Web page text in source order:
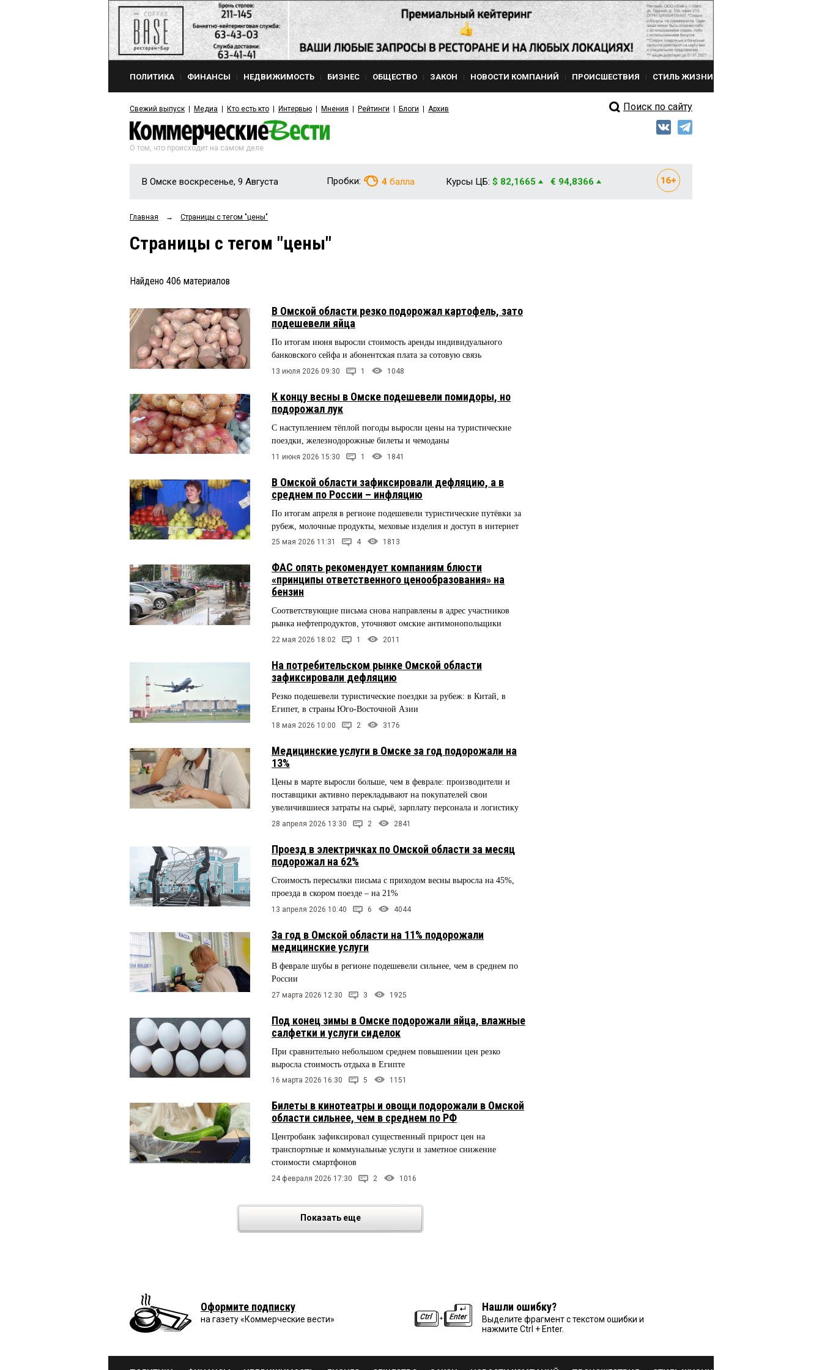
ПОЛИТИКА ФИНАНСЫ НЕДВИЖИМОСТЬ БИЗНЕС ОБЩЕСТВО ЗАКОН НОВОСТИ КОМПАНИЙ ПРОИСШЕСТВИЯ СТИЛЬ ЖИЗНИ
Свежий выпуск Медиа Кто есть кто Интервью Мнения Рейтинги Блоги Архив Поиск по сайту
О том, что происходит на самом деле
В Омске воскресенье, 9 Августа Пробки: 4 балла Курсы ЦБ: $ 82,1665 € 94,8366
Главная → Страницы c тегом "цены"
Страницы c тегом "цены"
Найдено 406 материалов
В Омской области резко подорожал картофель, зато
подешевели яйца
По итогам июня выросли стоимость аренды индивидуального
банковского сейфа и абонентская плата за сотовую связь
13 июля 2026 09:30 1 1048
К концу весны в Омске подешевели помидоры, но
подорожал лук
С наступлением тёплой погоды выросли цены на туристические
поездки, железнодорожные билеты и чемоданы
11 июня 2026 15:30 1 1841
В Омской области зафиксировали дефляцию, а в
среднем по России – инфляцию
По итогам апреля в регионе подешевели туристические путёвки за
рубеж, молочные продукты, меховые изделия и доступ в интернет
25 мая 2026 11:31 4 1813
ФАС опять рекомендует компаниям блюсти
«принципы ответственного ценообразования» на
бензин
Соответствующие письма снова направлены в адрес участников
рынка нефтепродуктов, уточняют омские антимонопольщики
22 мая 2026 18:02 1 2011
На потребительском рынке Омской области
зафиксировали дефляцию
Резко подешевели туристические поездки за рубеж: в Китай, в
Египет, в страны Юго-Восточной Азии
18 мая 2026 10:00 2 3176
Медицинские услуги в Омске за год подорожали на
13%
Цены в марте выросли больше, чем в феврале: производители и
поставщики активно перекладывают на покупателей свои
увеличившиеся затраты на сырьё, зарплату персонала и логистику
28 апреля 2026 13:30 2 2841
Проезд в электричках по Омской области за месяц
подорожал на 62%
Стоимость пересылки письма с приходом весны выросла на 45%,
проезда в скором поезде – на 21%
13 апреля 2026 10:40 6 4044
За год в Омской области на 11% подорожали
медицинские услуги
В феврале шубы в регионе подешевели сильнее, чем в среднем по
России
27 марта 2026 12:30 3 1925
Под конец зимы в Омске подорожали яйца, влажные
салфетки и услуги сиделок
При сравнительно небольшом среднем повышении цен резко
выросла стоимость отдыха в Египте
16 марта 2026 16:30 5 1151
Билеты в кинотеатры и овощи подорожали в Омской
области сильнее, чем в среднем по РФ
Центробанк зафиксировал существенный прирост цен на
транспортные и коммунальные услуги и заметное снижение
стоимости смартфонов
24 февраля 2026 17:30 2 1016
Показать еще
Оформите подписку
на газету «Коммерческие вести»
Нашли ошибку?
Выделите фрагмент с текстом ошибки и
нажмите Ctrl + Enter.